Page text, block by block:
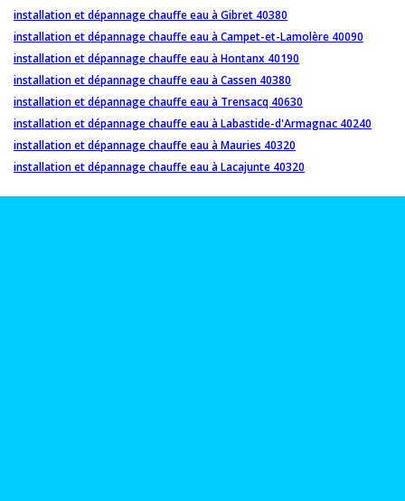
installation et dépannage chauffe eau à Gibret 40380
installation et dépannage chauffe eau à Campet-et-Lamolère 40090
installation et dépannage chauffe eau à Hontanx 40190
installation et dépannage chauffe eau à Cassen 40380
installation et dépannage chauffe eau à Trensacq 40630
installation et dépannage chauffe eau à Labastide-d'Armagnac 40240
installation et dépannage chauffe eau à Mauries 40320
installation et dépannage chauffe eau à Lacajunte 40320